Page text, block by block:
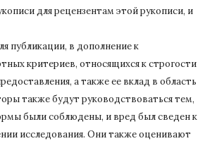
для рецензентам этой рукописи, и
публикации, в дополнение к
критериев, относящихся к строгости
а также ее вклад в область
также будут руководствоваться тем,
были соблюдены, и вред был сведен к
исследования. Они также оценивают